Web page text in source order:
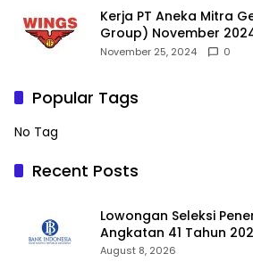
Kerja PT Aneka Mitra
Group) November
November 25, 2024 0
Popular Tags
No Tag
Recent Posts
Lowongan Seleksi
Angkatan 41 Tahun
August 8, 2026